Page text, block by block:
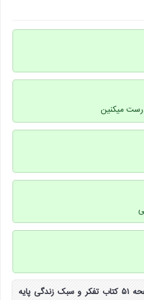
میکنین
جواب فعالیت بحث گروهی صفحه ۵۱ کتاب تفکر و سبک زندگی پایه